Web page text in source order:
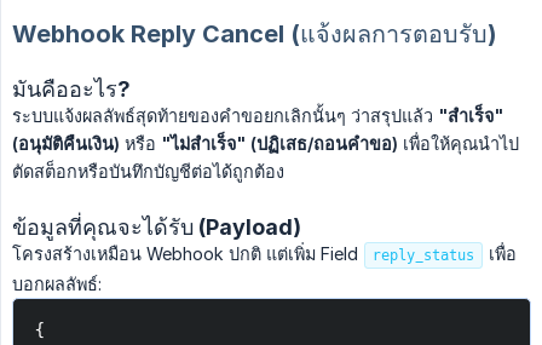
Webhook Reply Cancel (แจ้งผลการตอบรับ)
มันคืออะไร?
ระบบแจ้งผลลัพธ์สุดท้ายของคำขอยกเลิกนั้นๆ ว่าสรุปแล้ว "สำเร็จ"
(อนุมัติคืนเงิน) หรือ "ไม่สำเร็จ" (ปฏิเสธ/ถอนคำขอ) เพื่อให้คุณนำไป
ตัดสต็อกหรือบันทึกบัญชีต่อได้ถูกต้อง
ข้อมูลที่คุณจะได้รับ (Payload)
โครงสร้างเหมือน Webhook ปกติ แต่เพิ่ม Field reply_status
เพื่อ
บอกผลลัพธ์:
{